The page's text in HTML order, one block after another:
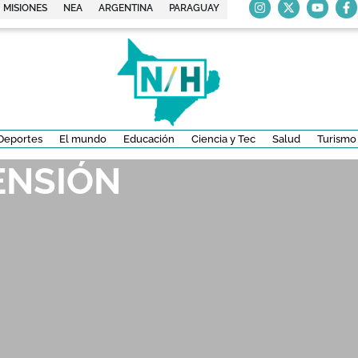
MISIONES NEA ARGENTINA PARAGUAY
El mundo Educación Ciencia y Tec Salud Turismo